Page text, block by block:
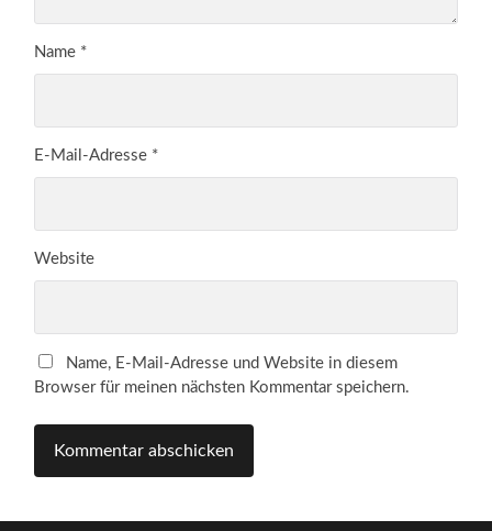
Name *
E-Mail-Adresse *
Website
Name, E-Mail-Adresse und Website in diesem
Browser für meinen nächsten Kommentar speichern.